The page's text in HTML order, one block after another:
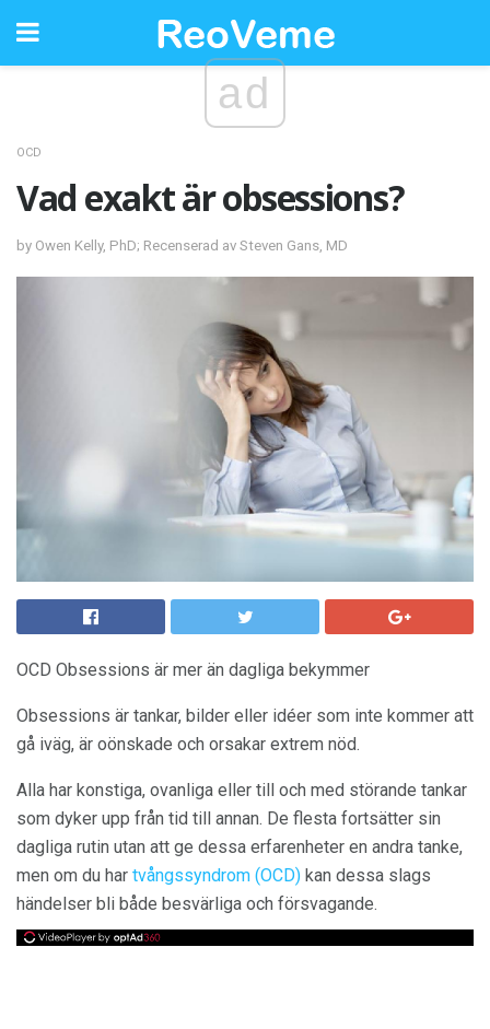
ad
OCD
Vad exakt är obsessions?
by Owen Kelly, PhD; Recenserad av Steven Gans, MD
OCD Obsessions är mer än dagliga bekymmer
Obsessions är tankar, bilder eller idéer som inte kommer att
gå iväg, är oönskade och orsakar extrem nöd.
Alla har konstiga, ovanliga eller till och med störande tankar
som dyker upp från tid till annan. De flesta fortsätter sin
dagliga rutin utan att ge dessa erfarenheter en andra tanke,
men om du har tvångssyndrom (OCD) kan dessa slags
händelser bli både besvärliga och försvagande.